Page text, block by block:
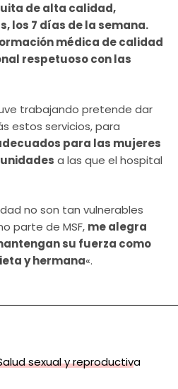
de alta calidad,
los 7 días de la semana.
médica de calidad
respetuoso con las
trabajando pretende dar
estos servicios, para
para las mujeres
a las que el hospital
no son tan vulnerables
parte de MSF, me alegra
su fuerza como
y hermana«.
sexual y reproductiva